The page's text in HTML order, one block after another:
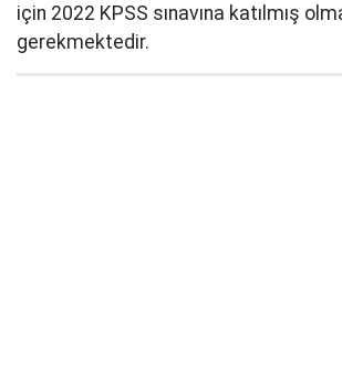
için 2022 KPSS sınavına katılmış
gerekmektedir.